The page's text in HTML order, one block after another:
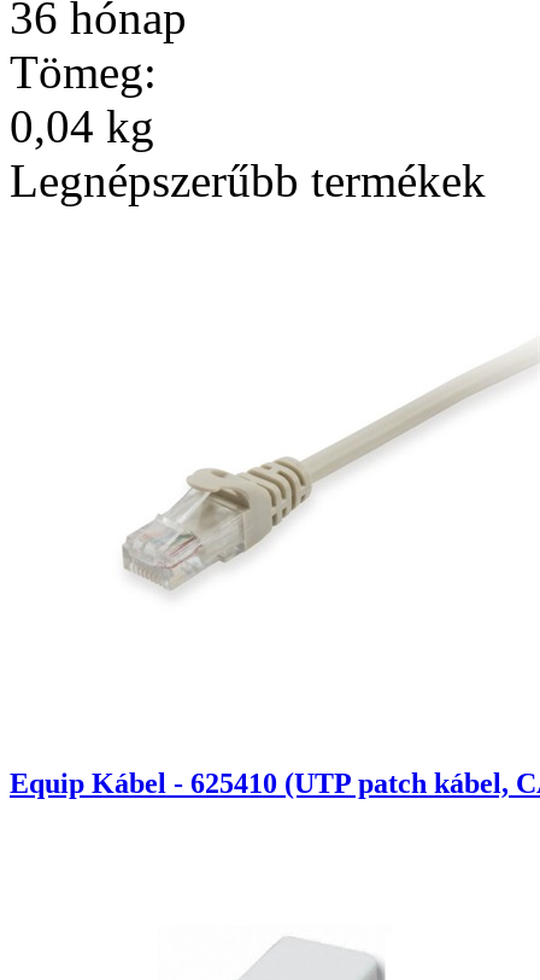
36 hónap
Tömeg:
0,04 kg
Legnépszerűbb termékek
Equip Kábel - 625410 (UTP patch kábel,